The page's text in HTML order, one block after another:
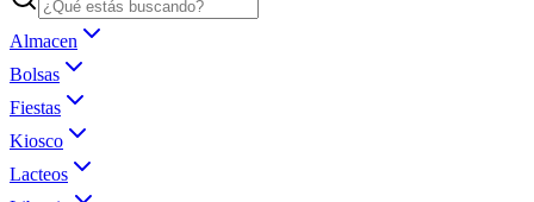
Almacen
Bolsas
Fiestas
Kiosco
Lacteos